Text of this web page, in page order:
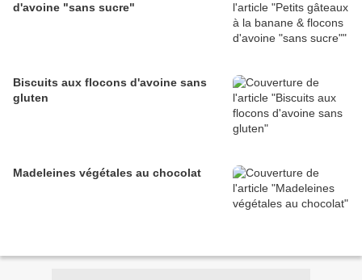
d'avoine "sans sucre"
Biscuits aux flocons d'avoine sans
gluten
Madeleines végétales au chocolat